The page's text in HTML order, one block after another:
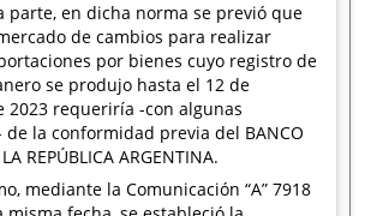
parte, en dicha norma se previó que
de cambios para realizar
por bienes cuyo registro de
se produjo hasta el 12 de
2023 requeriría -con algunas
de la conformidad previa del BANCO
REPÚBLICA ARGENTINA.
mediante la Comunicación “A” 7918